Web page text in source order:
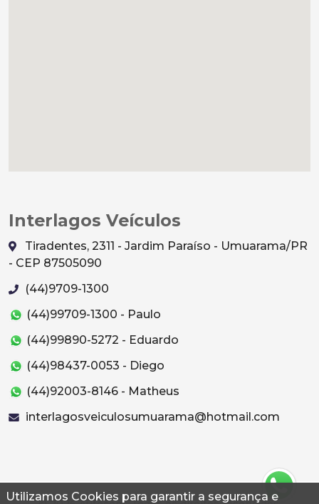
Utilizamos Cookies para garantir a segurança e
Interlagos Veículos
Tiradentes, 2311 - Jardim Paraíso - Umuarama/PR
- CEP 87505090
(44)9709-1300
(44)99709-1300 - Paulo
(44)99890-5272 - Eduardo
(44)98437-0053 - Diego
(44)92003-8146 - Matheus
interlagosveiculosumuarama@hotmail.com